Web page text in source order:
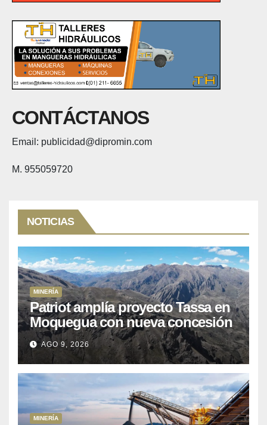
CONTÁCTANOS
Email: publicidad@dipromin.com
M. 955059720
NOTICIAS
MINERÍA
Patriot amplía proyecto Tassa en
Moquegua con nueva concesión
minera
AGO 9, 2026
MINERÍA